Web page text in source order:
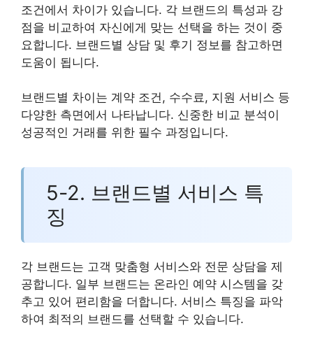
조건에서 차이가 있습니다. 각 브랜드의 특성과 강
점을 비교하여 자신에게 맞는 선택을 하는 것이 중
요합니다. 브랜드별 상담 및 후기 정보를 참고하면
도움이 됩니다.
브랜드별 차이는 계약 조건, 수수료, 지원 서비스 등
다양한 측면에서 나타납니다. 신중한 비교 분석이
성공적인 거래를 위한 필수 과정입니다.
5-2. 브랜드별 서비스 특
징
각 브랜드는 고객 맞춤형 서비스와 전문 상담을 제
공합니다. 일부 브랜드는 온라인 예약 시스템을 갖
추고 있어 편리함을 더합니다. 서비스 특징을 파악
하여 최적의 브랜드를 선택할 수 있습니다.